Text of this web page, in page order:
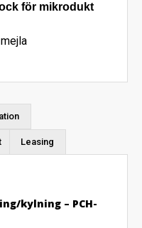
för mikrodukt
Leasing
kylning – PCH-